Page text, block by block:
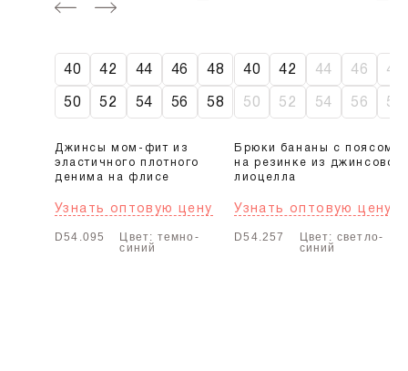
40 42 44 46 48
50 52 54 56 58
Джинсы мом-фит из
эластичного плотного
денима на флисе
Узнать оптовую цену
D54.095
Цвет: темно-
синий
40 42 44 46 48
50 52 54 56 58
Брюки бананы с поясом
на резинке из джинсового
лиоцелла
Узнать оптовую цену
D54.257
Цвет: светло-
синий